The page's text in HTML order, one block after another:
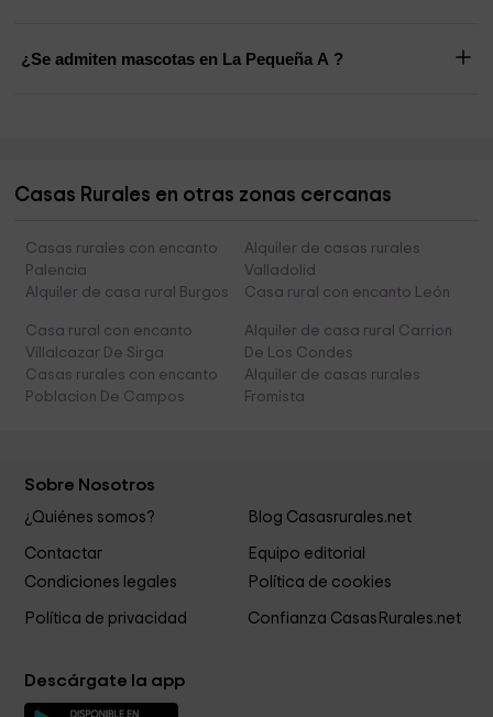
¿Se admiten mascotas en La Pequeña A ?
Casas Rurales en otras zonas cercanas
Casas rurales con encanto
Palencia
Alquiler de casas rurales
Valladolid
Alquiler de casa rural Burgos
Casa rural con encanto León
Casa rural con encanto
Villalcazar De Sirga
Alquiler de casa rural Carrion
De Los Condes
Casas rurales con encanto
Poblacion De Campos
Alquiler de casas rurales
Fromista
Sobre Nosotros
¿Quiénes somos? Blog Casasrurales.net
Contactar
Equipo editorial
Condiciones legales
Política de cookies
Política de privacidad Confianza CasasRurales.net
Descárgate la app